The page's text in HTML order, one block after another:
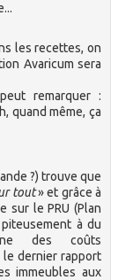
les recettes, on
Avaricum sera
remarquer :
quand même, ça
?) trouve que
tout» et grâce à
sur le PRU (Plan
à du
des coûts
le dernier rapport
immeubles aux